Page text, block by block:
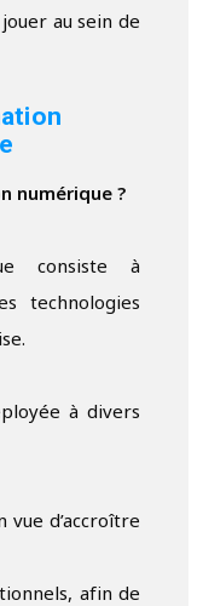
au sein de
numérique ?
consiste à
technologies
à divers
vue d’accroître
afin de